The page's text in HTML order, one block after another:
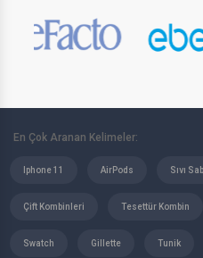
En Çok Aranan Kelimeler:
Iphone 11 AirPods Sıvı
Çift Kombinleri Tesettür Kombin
Swatch Gillette Tunik